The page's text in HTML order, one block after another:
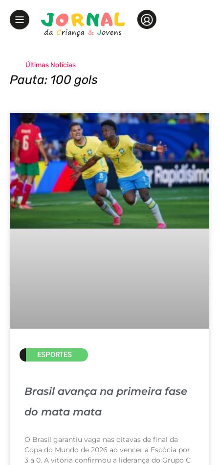
Últimas Notícias
Pauta: 100 gols
ESPORTES
Brasil avança na primeira fase
do mata mata
O Brasil garantiu vaga nas oitavas de final da
Copa do Mundo de 2026 ao vencer a Escócia por
3 a 0. A vitória confirmou a liderança do Grupo C